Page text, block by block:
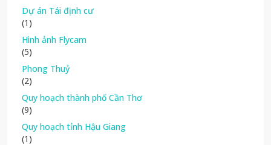
Dự án Tái định cư
(1)
Hình ảnh Flycam
(5)
Phong Thuỷ
(2)
Quy hoạch thành phố Cần Thơ
(9)
Quy hoạch tỉnh Hậu Giang
(1)